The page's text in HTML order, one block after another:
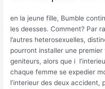
en la jeune fille, Bumble
les deesses. Comment? Par
l’autres heterosexuelles,
pourront installer une
geniteurs, alors que i
chaque femme se expedier
l’interieur des deux accident,